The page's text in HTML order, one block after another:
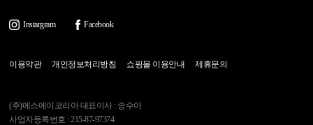
Instargram Facebook
이용약관 개인정보처리방침 쇼핑몰 이용안내 제휴문의
(주)에스에이코리아 대표이사 : 송수아
사업자등록번호 : 215-87-97374